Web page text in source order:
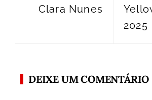
Clara Nunes
2025
DEIXE UM COMENTÁRIO